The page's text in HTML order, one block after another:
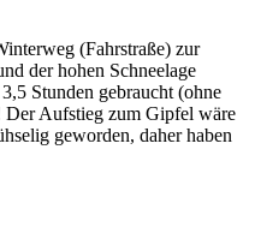
(Fahrstraße) zur
der hohen Schneelage
Stunden gebraucht (ohne
Der Aufstieg zum Gipfel wäre
geworden, daher haben